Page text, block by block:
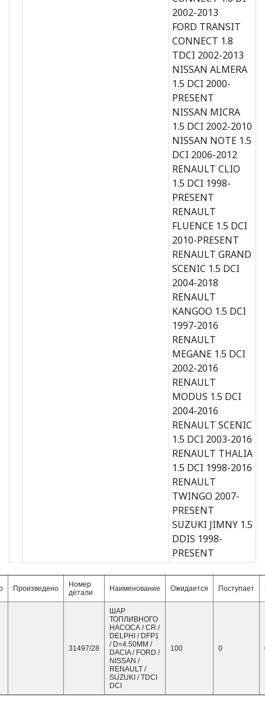
2002-2013
FORD TRANSIT
CONNECT 1.8
TDCI 2002-2013
NISSAN ALMERA
1.5 DCI 2000-
PRESENT
NISSAN MICRA
1.5 DCI 2002-2010
NISSAN NOTE 1.5
DCI 2006-2012
RENAULT CLIO
1.5 DCI 1998-
PRESENT
RENAULT
FLUENCE 1.5 DCI
2010-PRESENT
RENAULT GRAND
SCENIC 1.5 DCI
2004-2018
RENAULT
KANGOO 1.5 DCI
1997-2016
RENAULT
MEGANE 1.5 DCI
2002-2016
RENAULT
MODUS 1.5 DCI
2004-2016
RENAULT SCENIC
1.5 DCI 2003-2016
RENAULT THALIA
1.5 DCI 1998-2016
RENAULT
TWINGO 2007-
PRESENT
SUZUKI JIMNY 1.5
DDIS 1998-
PRESENT
Произведено
Номер
детали
Наименование Ожидается Поступает
31497/28
ШАР
ТОПЛИВНОГО
НАСОСА / CR /
DELPHI / DFP1
/ D=4.50MM /
DACIA / FORD /
NISSAN /
RENAULT /
SUZUKI / TDCI
DCI
100 0